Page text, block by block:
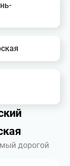
дорогой